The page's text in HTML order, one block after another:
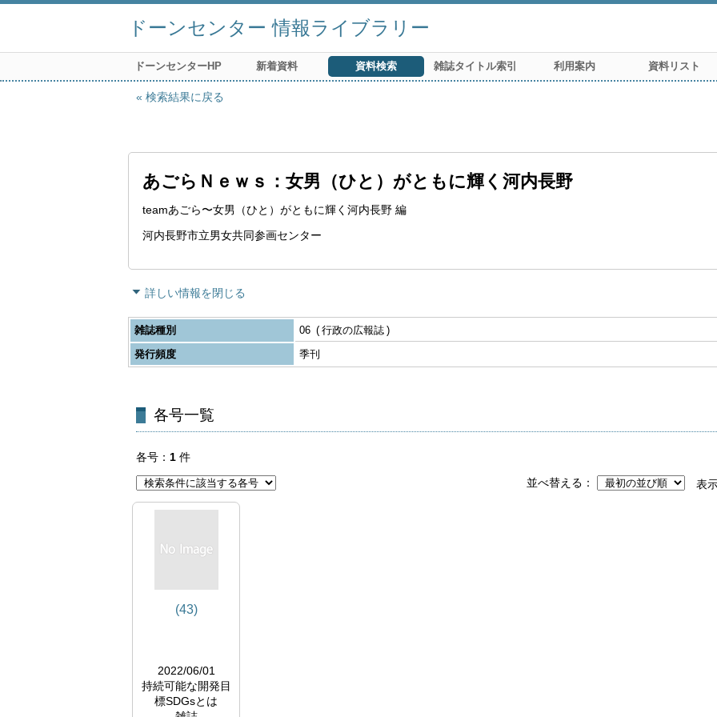
ドーンセンター 情報ライブラリー
ドーンセンターHP 新着資料 資料検索 雑誌タイトル索引 利用案内 資料リスト
検索結果に戻る
あごらＮｅｗｓ：女男（ひと）がともに輝く河内長野
teamあごら〜女男（ひと）がともに輝く河内長野 編
河内長野市立男女共同参画センター
詳しい情報を閉じる
雑誌種別 06
行政の広報誌
発行頻度
季刊
各号一覧
各号 1 件
並べ替える
表
(43)
2022/06/01
持続可能な開発目
標SDGsとは